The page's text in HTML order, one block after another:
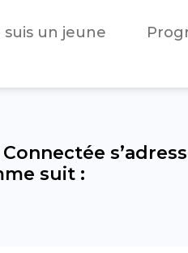
suis un jeune
suit :